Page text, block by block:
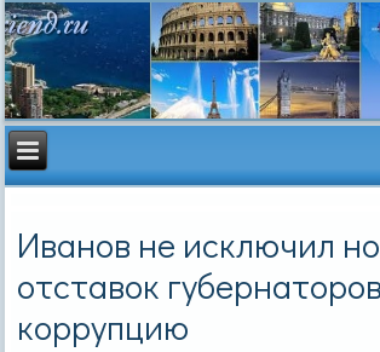
Иванов не исключил
отставок
коррупцию